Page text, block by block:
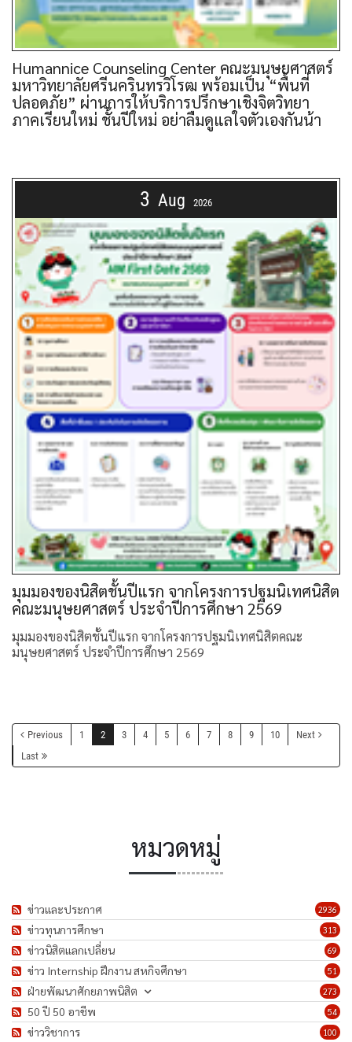
Humannice Counseling Center คณะมนุษยศาสตร์
มหาวิทยาลัยศรีนครินทรวิโรฒ พร้อมเป็น “พื้นที่
ปลอดภัย” ผ่านการให้บริการปรึกษาเชิงจิตวิทยา
ภาคเรียนใหม่ ชั้นปีใหม่ อย่าลืมดูแลใจตัวเองกันน้า
3 Aug 2026
มุมมองของนิสิตชั้นปีแรก จากโครงการปฐมนิเทศนิสิต
คณะมนุษยศาสตร์ ประจำปีการศึกษา 2569
มุมมองของนิสิตชั้นปีแรก จากโครงการปฐมนิเทศนิสิตคณะ
มนุษยศาสตร์ ประจำปีการศึกษา 2569
Previous 1 2 3 4 5 6 7 8 9 10
Next
Last
หมวดหมู่
2936
ข่าวและประกาศ
313
ข่าวทุนการศึกษา
69
ข่าวนิสิตแลกเปลี่ยน
51
ข่าว Internship ฝึกงาน สหกิจศึกษา
273
ฝ่ายพัฒนาศักยภาพนิสิต
54
50 ปี 50 อาชีพ
100
ข่าววิชาการ